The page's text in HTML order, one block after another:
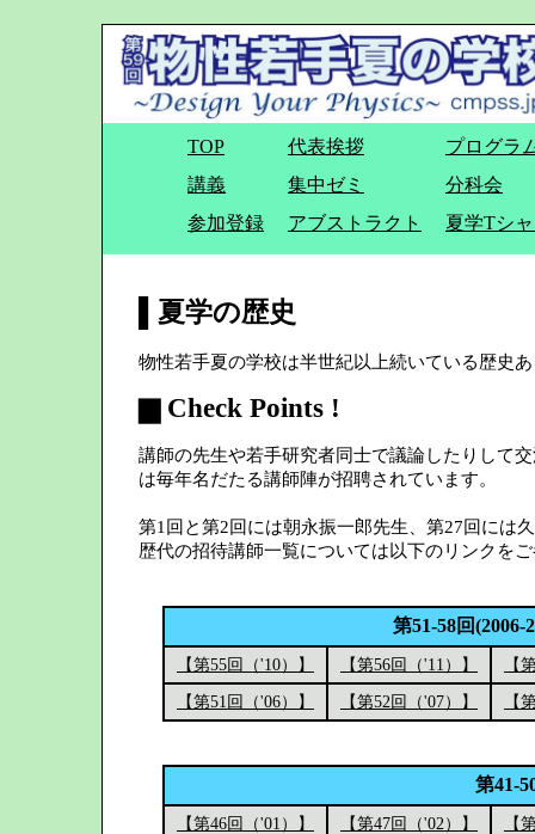
TOP 代表挨拶
プログラ
講義
集中ゼミ
分科会
参加登録
アブストラクト 夏学Tシ
▌夏学の歴史
物性若手夏の学校は半世紀以上続いている歴史
▆ Check Points !
講師の先生や若手研究者同士で議論したりして
は毎年名だたる講師陣が招聘されています。
第1回と第2回には朝永振一郎先生、第27回には
歴代の招待講師一覧については以下のリンクを
第51-58回(2006-
【第55回（'10）】 【第56回（'11）】
【
【第51回（'06）】
【第52回（'07）】 【
第41-
【第46回（'01）】 【第47回（'02）】
【